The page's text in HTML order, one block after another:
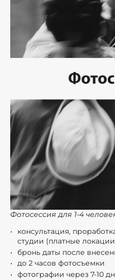
Фотосессия для 1-4
консультация,
студии (платные
бронь даты после
до 2 часов фотосъемки
фотографии через 7-10